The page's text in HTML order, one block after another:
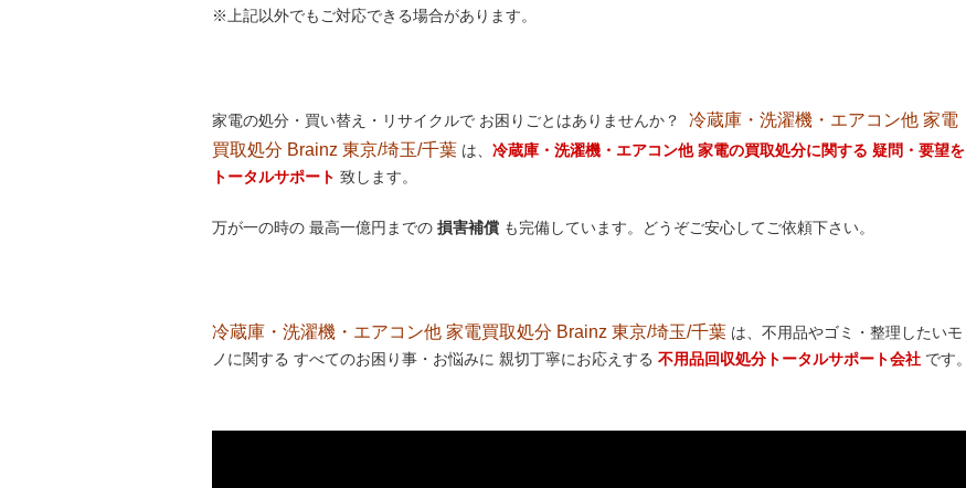
※上記以外でもご対応できる場合があります。
家電の処分・買い替え・リサイクルで お困りごとはありませんか？ 冷蔵庫・洗濯機・エアコン他 家電
買取処分 Brainz 東京/埼玉/千葉 は、 冷蔵庫・洗濯機・エアコン他 家電の買取処分に関する 疑問・要望を
トータルサポート 致します。
万が一の時の 最高一億円までの 損害補償 も完備しています。どうぞご安心してご依頼下さい。
冷蔵庫・洗濯機・エアコン他 家電買取処分 Brainz 東京/埼玉/千葉 は、不用品やゴミ・整理したいモ
ノに関する すべてのお困り事・お悩みに 親切丁寧にお応えする 不用品回収処分トータルサポート会社 です。